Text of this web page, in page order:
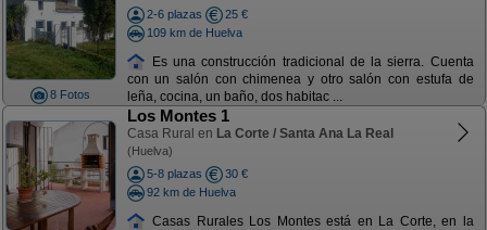
8 Fotos
2-6 plazas
25 €
109 km de Huelva
Es una construcción tradicional de la sierra. Cuenta
con un salón con chimenea y otro salón con estufa de
leña, cocina, un baño, dos habitac ...
Los Montes 1
Casa Rural en La Corte / Santa Ana La Real
(Huelva)
5-8 plazas
30 €
92 km de Huelva
Casas Rurales Los Montes está en La Corte, en la